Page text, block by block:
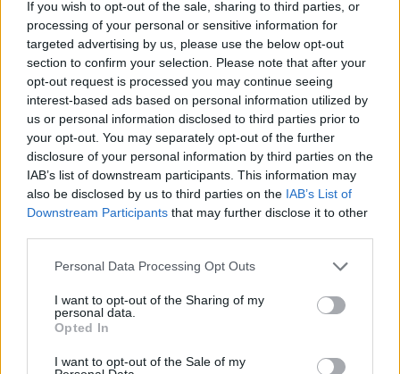
If you wish to opt-out of the sale, sharing to third parties, or
processing of your personal or sensitive information for
targeted advertising by us, please use the below opt-out
section to confirm your selection. Please note that after your
opt-out request is processed you may continue seeing
interest-based ads based on personal information utilized by
us or personal information disclosed to third parties prior to
your opt-out. You may separately opt-out of the further
disclosure of your personal information by third parties on the
IAB’s list of downstream participants. This information may
also be disclosed by us to third parties on the IAB’s List of
Downstream Participants that may further disclose it to other
Personal Data Processing Opt Outs
I want to opt-out of the Sharing of my
personal data.
Opted In
I want to opt-out of the Sale of my
ενοίκια “φωτιά”
8 Αυγούστου 2026 11:53
ΔΉΜΟΣ ΚΙΣΆΜΟΥ
Κίσαμος: Η ανακοίνωση της
Αστυνομίας για τις δύο συλλήψεις
στο Λαφονήσι
8 Αυγούστου 2026 11:42
ΔΙΆΦΟΡΑ
Κίσαμος: «Η πρώτη μας νύχτα» – Μια
ξεχωριστή μουσικοθεατρική
παράσταση
8 Αυγούστου 2026 08:30
Kίσαμος: Κρητική βραδιά με τον Νίκο
Ζωιδάκη στα Τοπόλια
ΕΚΚΛΗΣΙΑ ΝΟΜΌΣ ΧΑΝΊΩΝ